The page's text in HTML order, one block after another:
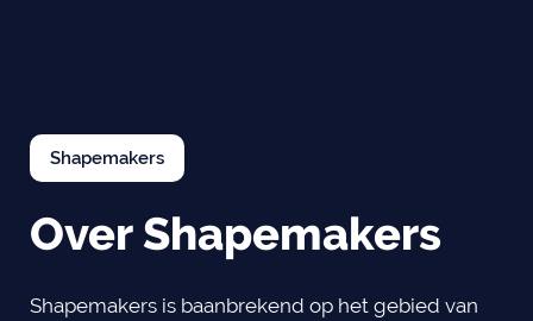
Shapemakers
Over Shapemakers
Shapemakers is baanbrekend op het gebied van